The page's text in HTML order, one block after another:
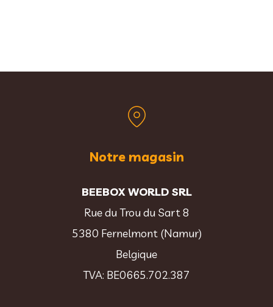
Notre magasin
BEEBOX WORLD SRL
Rue du Trou du Sart 8
5380 Fernelmont (Namur)
Belgique
TVA: BE0665.702.387